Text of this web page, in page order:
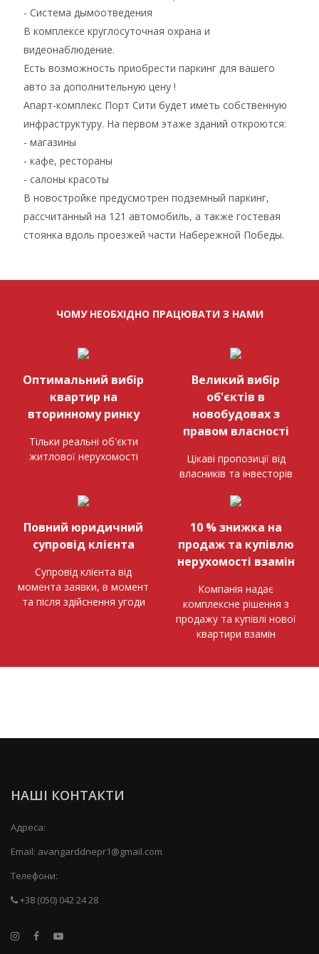
- Система дымоотведения
В комплексе круглосуточная охрана и
видеонаблюдение.
Есть возможность приобрести паркинг для вашего
авто за дополнительную цену !
Апарт-комплекс Порт Сити будет иметь собственную
инфраструктуру. На первом этаже зданий откроются:
- магазины
- кафе, рестораны
- салоны красоты
В новостройке предусмотрен подземный паркинг,
рассчитанный на 121 автомобиль, а также гостевая
стоянка вдоль проезжей части Набережной Победы.
ЧОМУ НЕОБХІДНО ПРАЦЮВАТИ З НАМИ
Оптимальний вибір
квартир на
вторинному ринку
Тільки реальні об'єкти
житлової нерухомості
Великий вибір
об'єктів в
новобудовах з
правом власності
Цікаві пропозиції від
власників та інвесторів
Повний юридичний
супровід клієнта
Супровід клієнта від
момента заявки, в момент
та після здійснення угоди
10 % знижка на
продаж та купівлю
нерухомості взамін
Компанія надає
комплексне рішення з
продажу та купівлі нової
квартири взамін
НАШІ КОНТАКТИ
Адреса:
Email: avangarddnepr1@gmail.com
Телефони:
+38 (050) 042 24 28